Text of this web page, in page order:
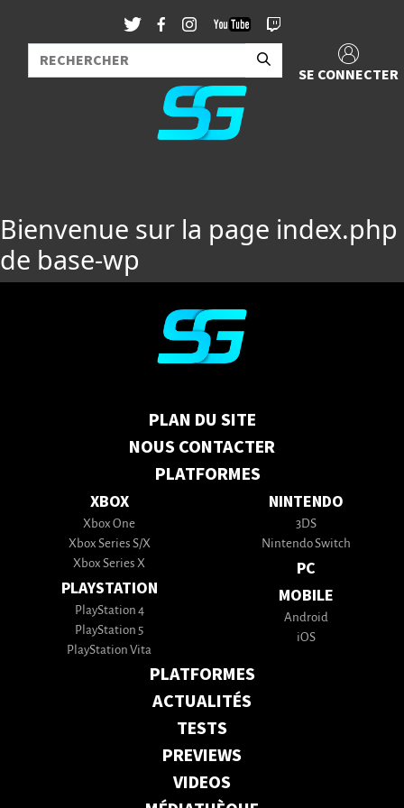
SE CONNECTER
Bienvenue sur la page index.php
de base-wp
PLAN DU SITE
NOUS CONTACTER
PLATFORMES
XBOX
Xbox One
Xbox Series S/X
Xbox Series X
PLAYSTATION
PlayStation 4
PlayStation 5
PlayStation Vita
NINTENDO
3DS
Nintendo Switch
PC
MOBILE
Android
iOS
PLATFORMES
ACTUALITÉS
TESTS
PREVIEWS
VIDEOS